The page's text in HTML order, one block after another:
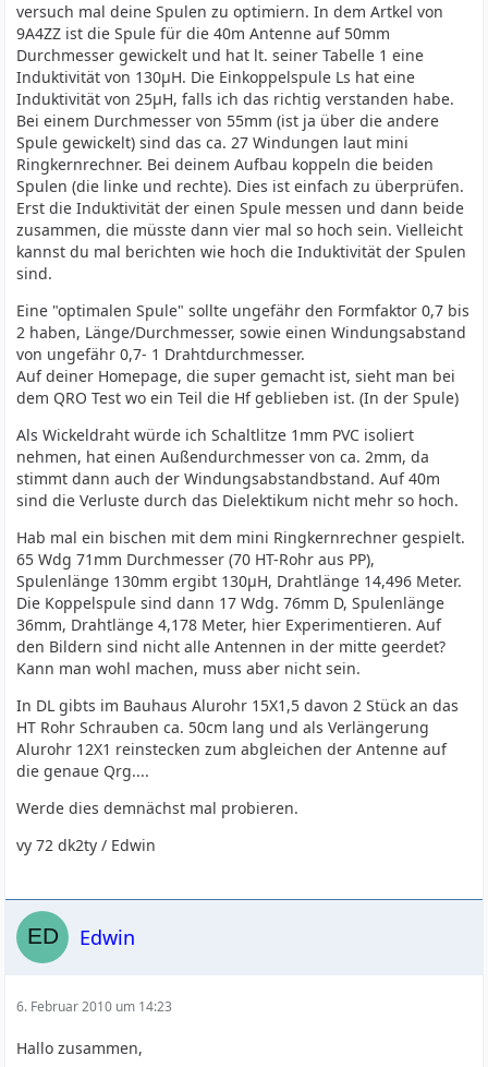
versuch mal deine Spulen zu optimiern. In dem Artkel von
9A4ZZ ist die Spule für die 40m Antenne auf 50mm
Durchmesser gewickelt und hat lt. seiner Tabelle 1 eine
Induktivität von 130µH. Die Einkoppelspule Ls hat eine
Induktivität von 25µH, falls ich das richtig verstanden habe.
Bei einem Durchmesser von 55mm (ist ja über die andere
Spule gewickelt) sind das ca. 27 Windungen laut mini
Ringkernrechner. Bei deinem Aufbau koppeln die beiden
Spulen (die linke und rechte). Dies ist einfach zu überprüfen.
Erst die Induktivität der einen Spule messen und dann beide
zusammen, die müsste dann vier mal so hoch sein. Vielleicht
kannst du mal berichten wie hoch die Induktivität der Spulen
sind.
Eine "optimalen Spule" sollte ungefähr den Formfaktor 0,7 bis
2 haben, Länge/Durchmesser, sowie einen Windungsabstand
von ungefähr 0,7- 1 Drahtdurchmesser.
Auf deiner Homepage, die super gemacht ist, sieht man bei
dem QRO Test wo ein Teil die Hf geblieben ist. (In der Spule)
Als Wickeldraht würde ich Schaltlitze 1mm PVC isoliert
nehmen, hat einen Außendurchmesser von ca. 2mm, da
stimmt dann auch der Windungsabstandbstand. Auf 40m
sind die Verluste durch das Dielektikum nicht mehr so hoch.
Hab mal ein bischen mit dem mini Ringkernrechner gespielt.
65 Wdg 71mm Durchmesser (70 HT-Rohr aus PP),
Spulenlänge 130mm ergibt 130µH, Drahtlänge 14,496 Meter.
Die Koppelspule sind dann 17 Wdg. 76mm D, Spulenlänge
36mm, Drahtlänge 4,178 Meter, hier Experimentieren. Auf
den Bildern sind nicht alle Antennen in der mitte geerdet?
Kann man wohl machen, muss aber nicht sein.
In DL gibts im Bauhaus Alurohr 15X1,5 davon 2 Stück an das
HT Rohr Schrauben ca. 50cm lang und als Verlängerung
Alurohr 12X1 reinstecken zum abgleichen der Antenne auf
die genaue Qrg....
Werde dies demnächst mal probieren.
vy 72 dk2ty / Edwin
Edwin
6. Februar 2010 um 14:23
Hallo zusammen,